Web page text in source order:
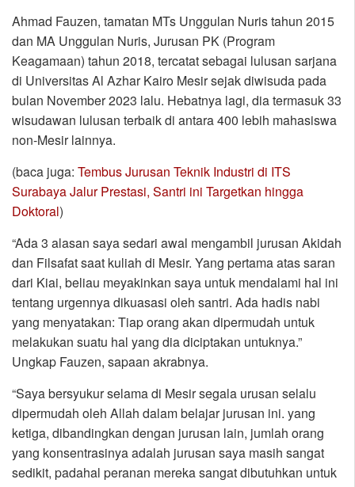
Ahmad Fauzen, tamatan MTs Unggulan Nuris tahun 2015
dan MA Unggulan Nuris, Jurusan PK (Program
Keagamaan) tahun 2018, tercatat sebagai lulusan sarjana
di Universitas Al Azhar Kairo Mesir sejak diwisuda pada
bulan November 2023 lalu. Hebatnya lagi, dia termasuk 33
wisudawan lulusan terbaik di antara 400 lebih mahasiswa
non-Mesir lainnya.
(baca juga: Tembus Jurusan Teknik Industri di ITS
Surabaya Jalur Prestasi, Santri ini Targetkan hingga
Doktoral)
“Ada 3 alasan saya sedari awal mengambil jurusan Akidah
dan Filsafat saat kuliah di Mesir. Yang pertama atas saran
dari Kiai, beliau meyakinkan saya untuk mendalami hal ini
tentang urgennya dikuasasi oleh santri. Ada hadis nabi
yang menyatakan: Tiap orang akan dipermudah untuk
melakukan suatu hal yang dia diciptakan untuknya.”
Ungkap Fauzen, sapaan akrabnya.
“Saya bersyukur selama di Mesir segala urusan selalu
dipermudah oleh Allah dalam belajar jurusan ini. yang
ketiga, dibandingkan dengan jurusan lain, jumlah orang
yang konsentrasinya adalah jurusan saya masih sangat
sedikit, padahal peranan mereka sangat dibutuhkan untuk